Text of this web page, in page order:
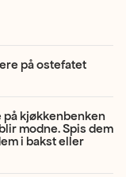
på ostefatet
kjøkkenbenken
modne. Spis dem
i bakst eller